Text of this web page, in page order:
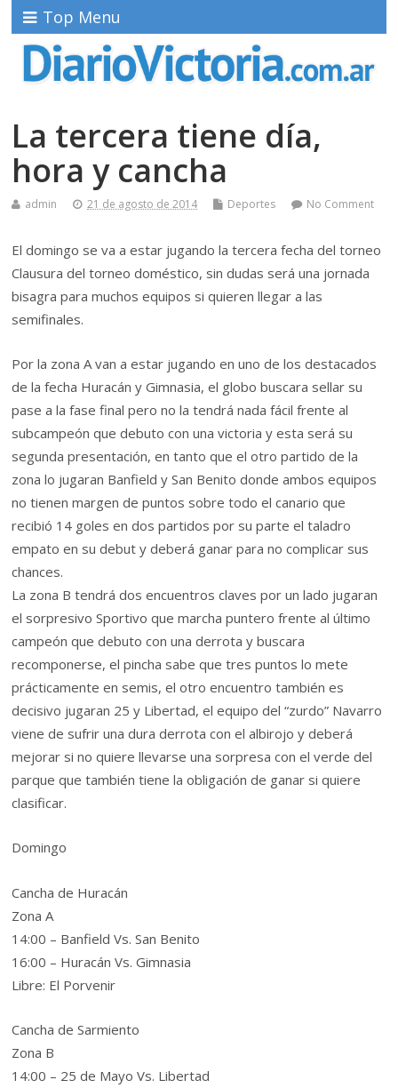
Top Menu
La tercera tiene día,
hora y cancha
admin 21 de agosto de 2014 Deportes No Comment
El domingo se va a estar jugando la tercera fecha del torneo
Clausura del torneo doméstico, sin dudas será una jornada
bisagra para muchos equipos si quieren llegar a las
semifinales.
Por la zona A van a estar jugando en uno de los destacados
de la fecha Huracán y Gimnasia, el globo buscara sellar su
pase a la fase final pero no la tendrá nada fácil frente al
subcampeón que debuto con una victoria y esta será su
segunda presentación, en tanto que el otro partido de la
zona lo jugaran Banfield y San Benito donde ambos equipos
no tienen margen de puntos sobre todo el canario que
recibió 14 goles en dos partidos por su parte el taladro
empato en su debut y deberá ganar para no complicar sus
chances.
La zona B tendrá dos encuentros claves por un lado jugaran
el sorpresivo Sportivo que marcha puntero frente al último
campeón que debuto con una derrota y buscara
recomponerse, el pincha sabe que tres puntos lo mete
prácticamente en semis, el otro encuentro también es
decisivo jugaran 25 y Libertad, el equipo del “zurdo” Navarro
viene de sufrir una dura derrota con el albirojo y deberá
mejorar si no quiere llevarse una sorpresa con el verde del
parque que también tiene la obligación de ganar si quiere
clasificar.
Domingo
Cancha de Huracán
Zona A
14:00 – Banfield Vs. San Benito
16:00 – Huracán Vs. Gimnasia
Libre: El Porvenir
Cancha de Sarmiento
Zona B
14:00 – 25 de Mayo Vs. Libertad